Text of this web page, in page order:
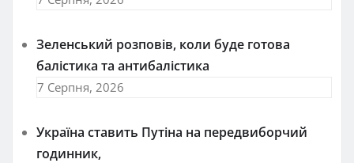
Зеленський розповів, коли буде готова
балістика та антибалістика
7 Серпня, 2026
Україна ставить Путіна на передвиборчий
годинник,